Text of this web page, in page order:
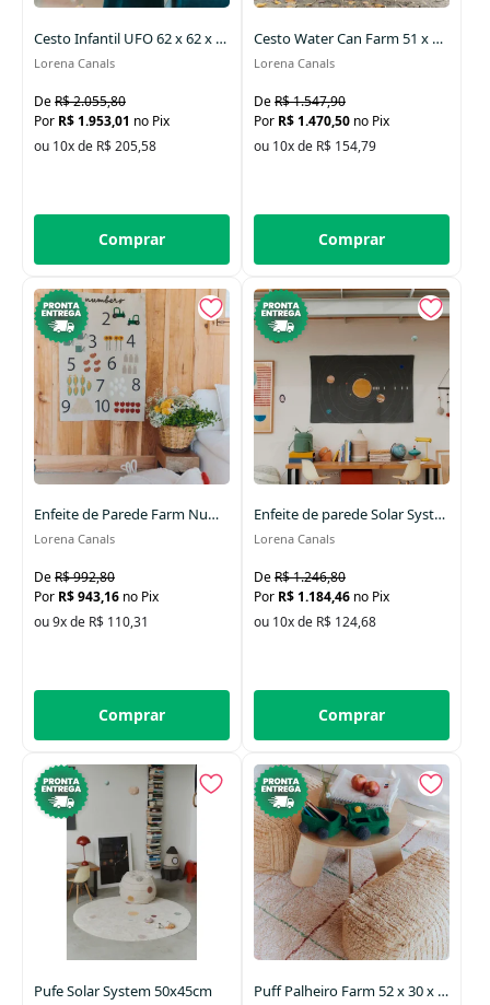
Cesto Infantil UFO 62 x 62 x 40 cm
Lorena Canals
R$ 2.055,80
R$ 1.953,01 no Pix
ou 10x de R$ 205,58
Comprar
Cesto Water Can Farm 51 x 26 x 38 cm
Lorena Canals
R$ 1.547,90
R$ 1.470,50 no Pix
ou 10x de R$ 154,79
Comprar
Enfeite de Parede Farm Numbers 70 x 100 cm
Lorena Canals
R$ 992,80
R$ 943,16 no Pix
ou 9x de R$ 110,31
Comprar
Enfeite de parede Solar System 150 x 100 cm
Lorena Canals
R$ 1.246,80
R$ 1.184,46 no Pix
ou 10x de R$ 124,68
Comprar
Pufe Solar System 50x45cm Puff Palheiro Farm 52 x 30 x 30 cm